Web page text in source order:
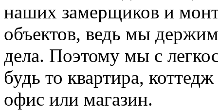
наших замерщиков и
объектов, ведь мы
дела. Поэтому мы с
будь то квартира,
офис или магазин.